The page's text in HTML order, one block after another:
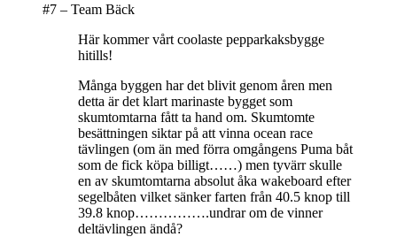
#7 – Team Bäck
Här kommer vårt coolaste pepparkaksbygge
hitills!
Många byggen har det blivit genom åren men
detta är det klart marinaste bygget som
skumtomtarna fått ta hand om. Skumtomte
besättningen siktar på att vinna ocean race
tävlingen (om än med förra omgångens Puma båt
som de fick köpa billigt……) men tyvärr skulle
en av skumtomtarna absolut åka wakeboard efter
segelbåten vilket sänker farten från 40.5 knop till
39.8 knop…………….undrar om de vinner
deltävlingen ändå?